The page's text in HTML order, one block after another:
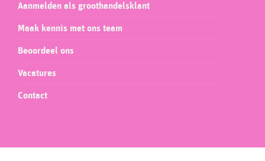
Aanmelden als groothandelsklant
Maak kennis met ons team
Beoordeel ons
Vacatures
Contact